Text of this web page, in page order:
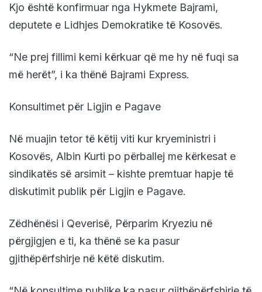
Kjo është konfirmuar nga Hykmete Bajrami,
deputete e Lidhjes Demokratike të Kosovës.
“Ne prej fillimi kemi kërkuar që me hy në fuqi sa
më herët”, i ka thënë Bajrami Express.
Konsultimet për Ligjin e Pagave
Në muajin tetor të këtij viti kur kryeministri i
Kosovës, Albin Kurti po përballej me kërkesat e
sindikatës së arsimit – kishte premtuar hapje të
diskutimit publik për Ligjin e Pagave.
Zëdhënësi i Qeverisë, Përparim Kryeziu në
përgjigjen e ti, ka thënë se ka pasur
gjithëpërfshirje në këtë diskutim.